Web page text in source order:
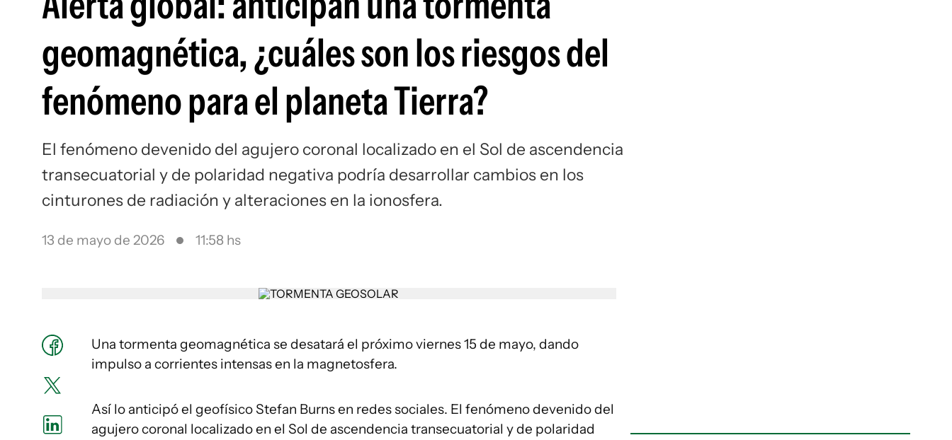
geomagnética, ¿cuáles son los riesgos del
fenómeno para el planeta Tierra?
El fenómeno devenido del agujero coronal localizado en el Sol de ascendencia
transecuatorial y de polaridad negativa podría desarrollar cambios en los
cinturones de radiación y alteraciones en la ionosfera.
13 de mayo de 2026 11:58 hs
Una tormenta geomagnética se desatará el próximo viernes 15 de mayo, dando
impulso a corrientes intensas en la magnetosfera.
Así lo anticipó el geofísico Stefan Burns en redes sociales. El fenómeno devenido del
agujero coronal localizado en el Sol de ascendencia transecuatorial y de polaridad